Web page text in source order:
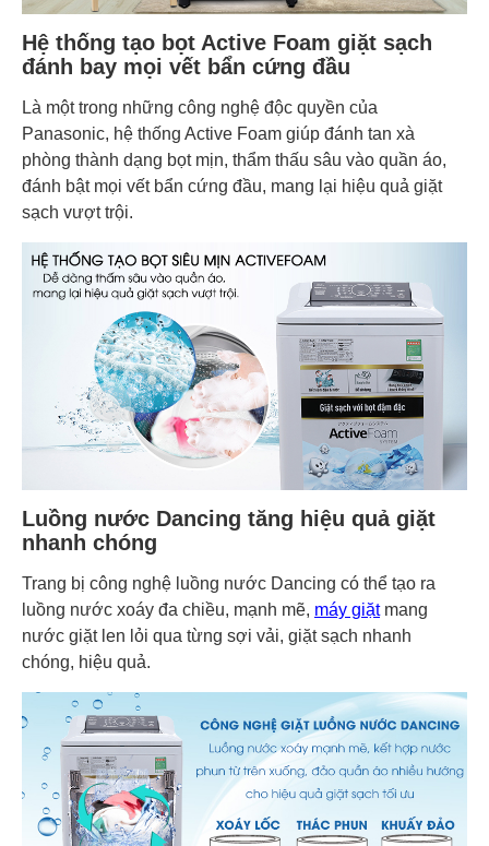
Hệ thống tạo bọt Active Foam giặt sạch
đánh bay mọi vết bẩn cứng đầu
Là một trong những công nghệ độc quyền của
Panasonic, hệ thống Active Foam giúp đánh tan xà
phòng thành dạng bọt mịn, thẩm thấu sâu vào quần áo,
đánh bật mọi vết bẩn cứng đầu, mang lại hiệu quả giặt
sạch vượt trội.
Luồng nước Dancing tăng hiệu quả giặt
nhanh chóng
Trang bị công nghệ luồng nước Dancing có thể tạo ra
luồng nước xoáy đa chiều, mạnh mẽ, máy giặtmang
nước giặt len lỏi qua từng sợi vải, giặt sạch nhanh
chóng, hiệu quả.